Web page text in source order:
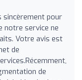
sincèrement pour
service ne
Votre avis est
de
de